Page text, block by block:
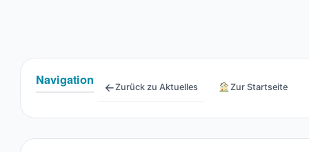
Navigation ←Zurück zu Aktuelles Zur Startseite